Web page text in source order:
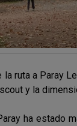
la ruta a Paray
y la
ha estado